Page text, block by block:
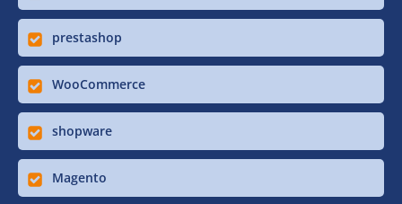
prestashop
WooCommerce
shopware
Magento